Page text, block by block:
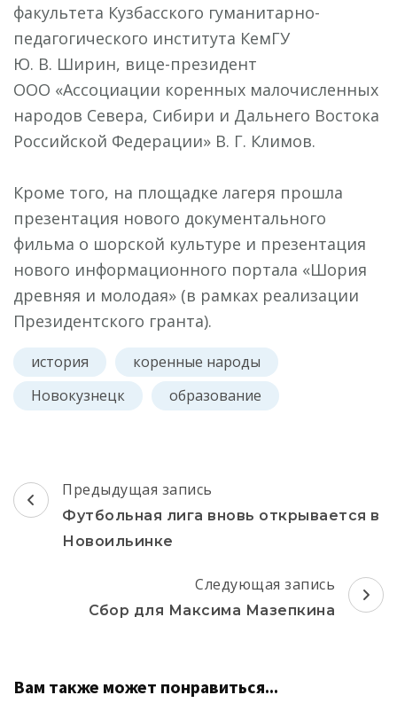
факультета Кузбасского гуманитарно-
педагогического института КемГУ
Ю. В. Ширин, вице-президент
ООО «Ассоциации коренных малочисленных
народов Севера, Сибири и Дальнего Востока
Российской Федерации» В. Г. Климов.
Кроме того, на площадке лагеря прошла
презентация нового документального
фильма о шорской культуре и презентация
нового информационного портала «Шория
древняя и молодая» (в рамках реализации
Президентского гранта).
история
коренные народы
Новокузнецк
образование
Навигация
по
записям
Предыдущая запись
Футбольная лига вновь открывается в
Новоильинке
Следующая запись
Сбор для Максима Мазепкина
Вам также может понравиться...